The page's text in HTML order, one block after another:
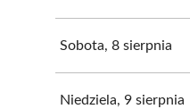
Sobota, 8 sierpnia
Niedziela, 9 sierpnia